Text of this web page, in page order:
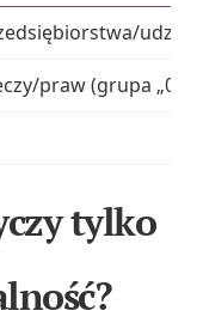
praw (grupa „0”)
tylko